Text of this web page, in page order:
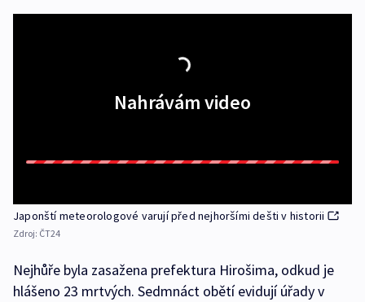
Nahrávám video
Japonští meteorologové varují před nejhoršími dešti v historii
Zdroj: ČT24
Nejhůře byla zasažena prefektura Hirošima, odkud je
hlášeno 23 mrtvých. Sedmnáct obětí evidují úřady v